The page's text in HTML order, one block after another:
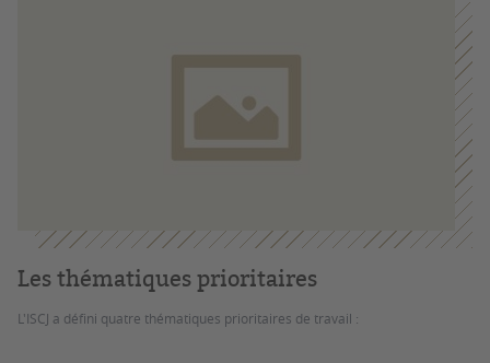
Les thématiques prioritaires
L'ISCJ a défini quatre thématiques prioritaires de travail :